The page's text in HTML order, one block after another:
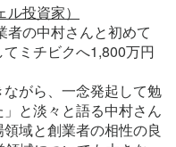
投資家）
者の中村さんと初めて
ミチビクへ1,800万円
ながら、一念発起して勉
と淡々と語る中村さん
域と創業者の相性の良